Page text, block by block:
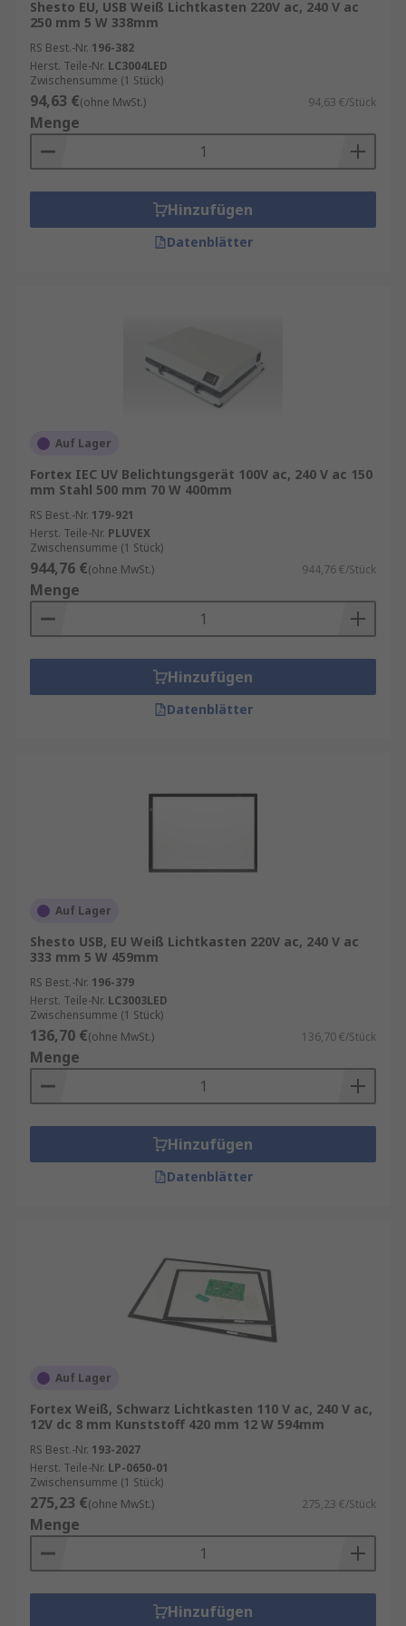
Shesto EU, USB Weiß Lichtkasten 220V ac, 240 V ac
250 mm 5 W 338mm
RS Best.-Nr. 196-382
Herst. Teile-Nr. LC3004LED
Zwischensumme (1 Stück)
94,63 €(ohne MwSt.) 94,63 €/Stück
Menge
Hinzufügen
Datenblätter
Auf Lager
Fortex IEC UV Belichtungsgerät 100V ac, 240 V ac 150
mm Stahl 500 mm 70 W 400mm
RS Best.-Nr. 179-921
Herst. Teile-Nr. PLUVEX
Zwischensumme (1 Stück)
944,76 €(ohne MwSt.) 944,76 €/Stück
Menge
Hinzufügen
Datenblätter
Auf Lager
Shesto USB, EU Weiß Lichtkasten 220V ac, 240 V ac
333 mm 5 W 459mm
RS Best.-Nr. 196-379
Herst. Teile-Nr. LC3003LED
Zwischensumme (1 Stück)
136,70 €(ohne MwSt.) 136,70 €/Stück
Menge
Hinzufügen
Datenblätter
Auf Lager
Fortex Weiß, Schwarz Lichtkasten 110 V ac, 240 V ac,
12V dc 8 mm Kunststoff 420 mm 12 W 594mm
RS Best.-Nr. 193-2027
Herst. Teile-Nr. LP-0650-01
Zwischensumme (1 Stück)
275,23 €(ohne MwSt.) 275,23 €/Stück
Menge
Hinzufügen